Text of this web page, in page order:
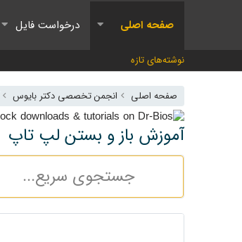
صفحه اصلی درخواست فایل
نوشته‌های تازه
صفحه اصلی انجمن تخصصی دکتر بایوس
آموزش باز و بستن لپ تاپ